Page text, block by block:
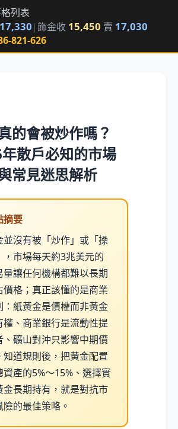
列表
17,330 |飾金收 15,450 賣 17,030
821-626
的會被炒作嗎？
散戶必知的市場
常見迷思解析
摘要
並沒有被「炒作」或「操
，市場每天約3兆美元的
量讓任何機構都難以長期
價格；真正該懂的是商業
：紙黃金是債權而非黃金
權、商業銀行是流動性提
、礦山對沖只影響中期價
知道規則後，把黃金配置
資產的5%～15%、選擇實
金長期持有，就是對抗市
險的最佳策略。